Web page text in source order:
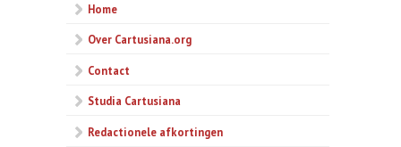
Home
Over Cartusiana.org
Contact
Studia Cartusiana
Redactionele afkortingen